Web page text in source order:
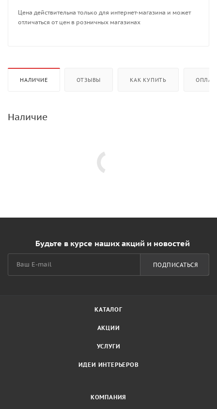
Цена действительна только для интернет-магазина и может
отличаться от цен в розничных магазинах
НАЛИЧИЕ ОТЗЫВЫ КАК КУПИТЬ
Наличие
Будьте в курсе наших акций и новостей
ПОДПИСАТЬСЯ
КАТАЛОГ
АКЦИИ
УСЛУГИ
ИДЕИ ИНТЕРЬЕРОВ
КОМПАНИЯ